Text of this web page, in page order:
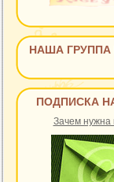
НАША ГРУППА
ПОДПИСКА
Зачем нужна